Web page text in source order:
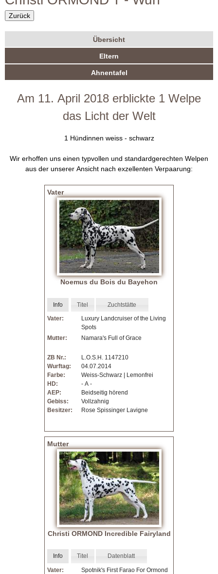
i
O
R
M
m
u
l
a
Zurück
W
u
r
Übersicht
(
a
k
t
e
e
)
Eltern
Ahnentafel
Am 11. April 2018 erblickte 1 Welpe
das Licht der Welt
1 Hündinnen weiss - schwarz
Wir erhoffen uns einen typvollen und standardgerechten Welpen
aus der unserer Ansicht nach exzellenten Verpaarung:
Vater
Noemus du Bois du Bayehon
Info Titel Zuchtstätte
Vater:
Luxury Landcruiser of the Living
Spots
Mutter:
Namara's Full of Grace
ZB Nr.:
L.O.S.H. 1147210
Wurftag:
04.07.2014
Farbe:
Weiss-Schwarz | Lemonfrei
HD:
- A -
AEP:
Beidseitig hörend
Gebiss:
Vollzahnig
Besitzer:
Rose Spissinger Lavigne
Mutter
Christi ORMOND Incredible Fairyland
Info Titel Datenblatt
Vater: Spotnik's First Farao For Ormond